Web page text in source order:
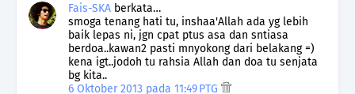
Fais-SKA berkata…
smoga tenang hati tu, inshaa'Allah ada yg lebih
baik lepas ni, jgn cpat ptus asa dan sntiasa
berdoa..kawan2 pasti mnyokong dari belakang =)
kena igt..jodoh tu rahsia Allah dan doa tu senjata
bg kita..
6 Oktober 2013 pada 11:49 PTG